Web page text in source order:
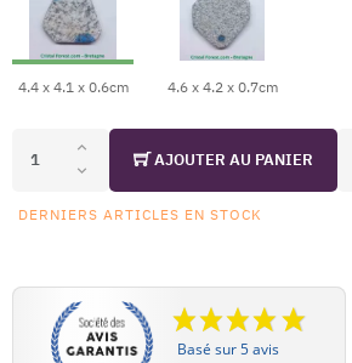
4.4 x 4.1 x 0.6cm 4.6 x 4.2 x 0.7cm
AJOUTER AU PANIER
DERNIERS ARTICLES EN STOCK
Basé sur 5 avis